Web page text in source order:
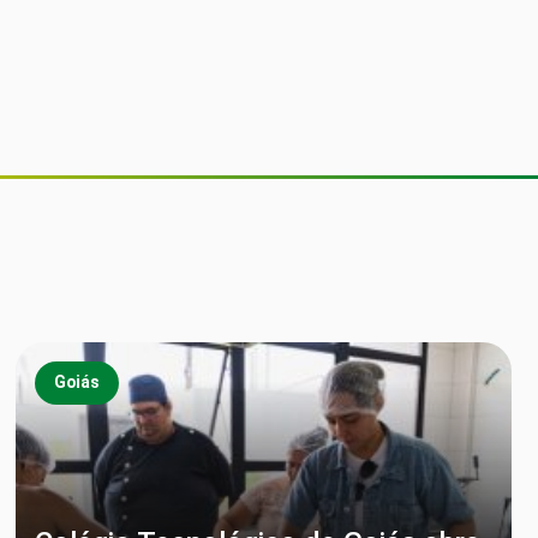
Goiás